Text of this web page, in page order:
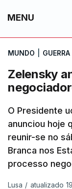
MENU
MUNDO
Zelensky
O Presidente
anunciou hoje
reunir-se no
Branca nos
processo
Lusa / atualizado